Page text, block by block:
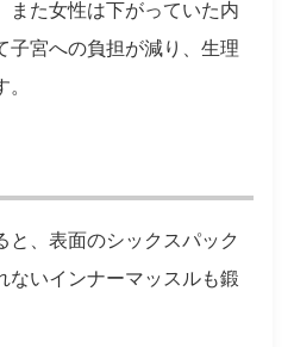
また女性は下がっていた内
子宮への負担が減り、生理
と、表面のシックスパック
ないインナーマッスルも鍛